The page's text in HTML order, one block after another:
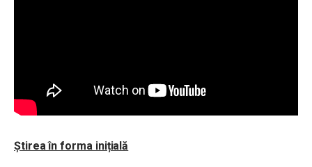
Știrea în forma inițială